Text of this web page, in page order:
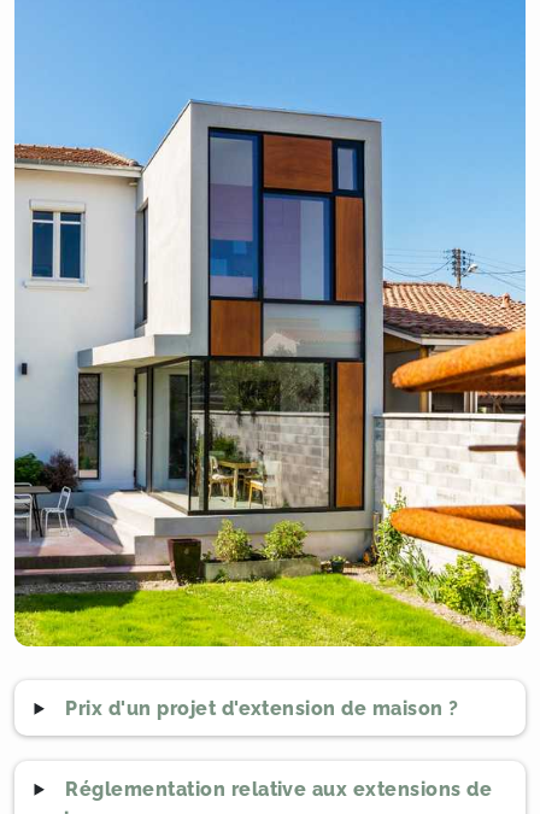
Prix d'un projet d'extension de maison ?
Réglementation relative aux extensions de